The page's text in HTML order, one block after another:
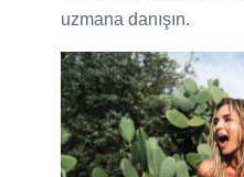
uzmana danışın.